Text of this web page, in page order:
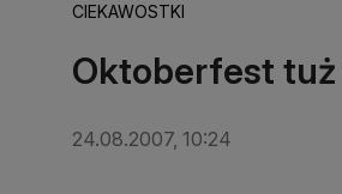
CIEKAWOSTKI
Oktoberfest
24.08.2007, 10:24